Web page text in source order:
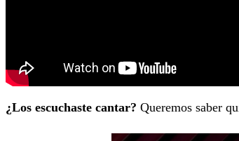
¿Los escuchaste cantar? Queremos saber